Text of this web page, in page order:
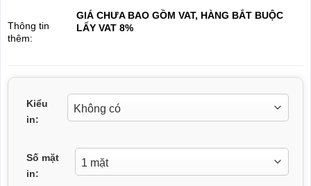
Thông tin
thêm:
GIÁ CHƯA BAO GỒM VAT, HÀNG BẮT BUỘC
LẤY VAT 8%
Kiểu
in:
Số mặt
in: